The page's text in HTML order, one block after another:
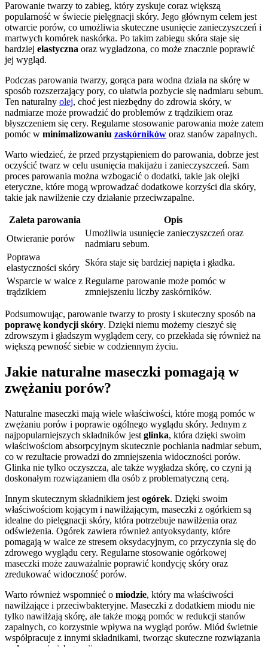
Parowanie twarzy to zabieg, który zyskuje coraz większą
popularność w świecie pielęgnacji skóry. Jego głównym celem jest
otwarcie porów, co umożliwia skuteczne usunięcie zanieczyszczeń i
martwych komórek naskórka. Po takim zabiegu skóra staje się
bardziej elastyczna oraz wygładzona, co może znacznie poprawić
jej wygląd.
Podczas parowania twarzy, gorąca para wodna działa na skórę w
sposób rozszerzający pory, co ułatwia pozbycie się nadmiaru sebum.
Ten naturalny olej, choć jest niezbędny do zdrowia skóry, w
nadmiarze może prowadzić do problemów z trądzikiem oraz
błyszczeniem się cery. Regularne stosowanie parowania może zatem
pomóc w minimalizowaniu zaskórników oraz stanów zapalnych.
Warto wiedzieć, że przed przystąpieniem do parowania, dobrze jest
oczyścić twarz w celu usunięcia makijażu i zanieczyszczeń. Sam
proces parowania można wzbogacić o dodatki, takie jak olejki
eteryczne, które mogą wprowadzać dodatkowe korzyści dla skóry,
takie jak nawilżenie czy działanie przeciwzapalne.
Zaleta parowania
Opis
Otwieranie porów
Umożliwia usunięcie zanieczyszczeń oraz
nadmiaru sebum.
Poprawa
elastyczności skóry
Skóra staje się bardziej napięta i gładka.
Wsparcie w walce z
trądzikiem
Regularne parowanie może pomóc w
zmniejszeniu liczby zaskórników.
Podsumowując, parowanie twarzy to prosty i skuteczny sposób na
poprawę kondycji skóry. Dzięki niemu możemy cieszyć się
zdrowszym i gładszym wyglądem cery, co przekłada się również na
większą pewność siebie w codziennym życiu.
Jakie naturalne maseczki pomagają w
zwężaniu porów?
Naturalne maseczki mają wiele właściwości, które mogą pomóc w
zwężaniu porów i poprawie ogólnego wyglądu skóry. Jednym z
najpopularniejszych składników jest glinka, która dzięki swoim
właściwościom absorpcyjnym skutecznie pochłania nadmiar sebum,
co w rezultacie prowadzi do zmniejszenia widoczności porów.
Glinka nie tylko oczyszcza, ale także wygładza skórę, co czyni ją
doskonałym rozwiązaniem dla osób z problematyczną cerą.
Innym skutecznym składnikiem jest ogórek. Dzięki swoim
właściwościom kojącym i nawilżającym, maseczki z ogórkiem są
idealne do pielęgnacji skóry, która potrzebuje nawilżenia oraz
odświeżenia. Ogórek zawiera również antyoksydanty, które
pomagają w walce ze stresem oksydacyjnym, co przyczynia się do
zdrowego wyglądu cery. Regularne stosowanie ogórkowej
maseczki może zauważalnie poprawić kondycję skóry oraz
zredukować widoczność porów.
Warto również wspomnieć o miodzie, który ma właściwości
nawilżające i przeciwbakteryjne. Maseczki z dodatkiem miodu nie
tylko nawilżają skórę, ale także mogą pomóc w redukcji stanów
zapalnych, co korzystnie wpływa na wygląd porów. Miód świetnie
współpracuje z innymi składnikami, tworząc skuteczne rozwiązania